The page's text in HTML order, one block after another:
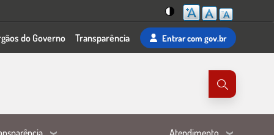
Mudar
para
do Governo Transparência Entrarcom gov.br
Atendimento